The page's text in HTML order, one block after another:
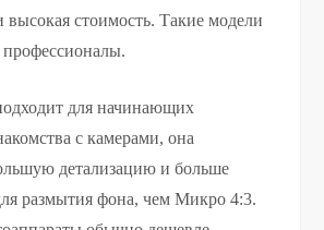
высокая стоимость. Такие модели
для начинающих
с камерами, она
детализацию и больше
размытия фона, чем Микро 4:3.